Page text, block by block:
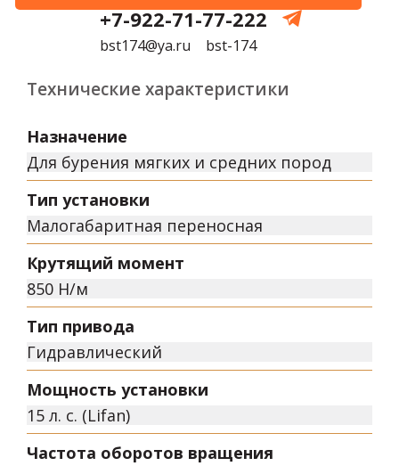
+7-922-71-77-222
bst174@ya.ru bst-174
Технические характеристики
Назначение
Для бурения мягких и средних пород
Тип установки
Малогабаритная переносная
Крутящий момент
850 Н/м
Тип привода
Гидравлический
Мощность установки
15 л. с. (Lifan)
Частота оборотов вращения